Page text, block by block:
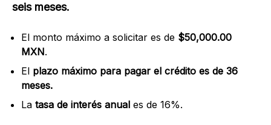
seis meses.
El monto máximo a solicitar es de $50,000.00
MXN.
El plazo máximo para pagar el crédito es de 36
meses.
La tasa de interés anual es de 16%.